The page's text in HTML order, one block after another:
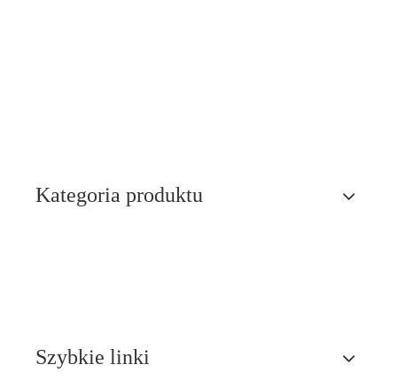
Kategoria produktu
Szybkie linki